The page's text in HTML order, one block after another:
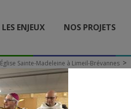
LES ENJEUX NOS PROJETS
Église Sainte-Madeleine à Limeil-Brévannes